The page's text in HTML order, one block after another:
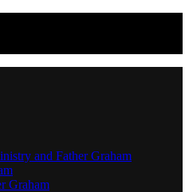
and Father Graham
Graham